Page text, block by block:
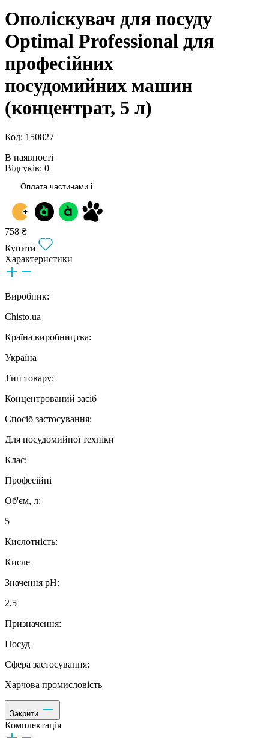
Ополіскувач для посуду
Optimal Professional для
професійних
посудомийних машин
(концентрат, 5 л)
Код: 150827
В наявності
Відгуків: 0
Оплата частинами i
758 ₴
Купити
Характеристики
Виробник:
Chisto.ua
Країна виробництва:
Україна
Тип товару:
Концентрований засіб
Спосіб застосування:
Для посудомийної техніки
Клас:
Професійні
Об'єм, л:
5
Кислотність:
Кисле
Значення рН:
2,5
Призначення:
Посуд
Сфера застосування:
Харчова промисловість
Закрити
Комплектація